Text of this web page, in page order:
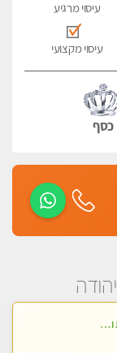
עיסוי מרגיע
עיסוי מקצועי
כסף
מעסה איכותית מקצועית ומפנקת